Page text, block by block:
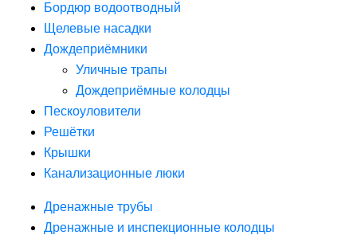
Бордюр водоотводный
Щелевые насадки
Дождеприёмники
Уличные трапы
Дождеприёмные колодцы
Пескоуловители
Решётки
Крышки
Канализационные люки
Дренажные трубы
Дренажные и инспекционные колодцы